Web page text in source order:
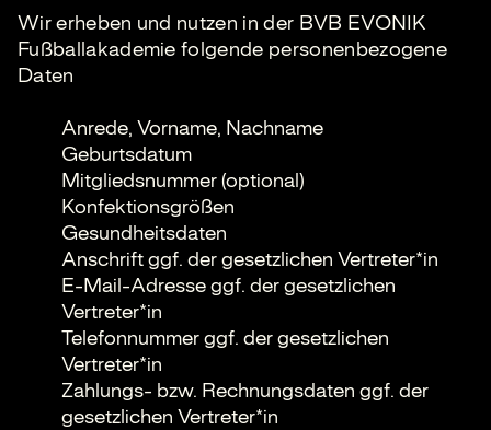
Wir erheben und nutzen in der BVB EVONIK
Fußballakademie folgende personenbezogene
Daten
Anrede, Vorname, Nachname
Geburtsdatum
Mitgliedsnummer (optional)
Konfektionsgrößen
Gesundheitsdaten
Anschrift ggf. der gesetzlichen Vertreter*in
E-Mail-Adresse ggf. der gesetzlichen
Vertreter*in
Telefonnummer ggf. der gesetzlichen
Vertreter*in
Zahlungs- bzw. Rechnungsdaten ggf. der
gesetzlichen Vertreter*in